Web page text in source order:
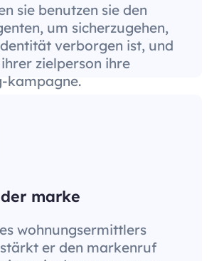
sie benutzen sie den
um sicherzugehen,
verborgen ist, und
zielperson ihre
kampagne.
marke
wohnungsermittlers
er den markenruf